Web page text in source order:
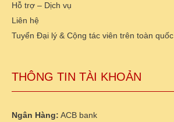
Hỗ trợ – Dịch vụ
Liên hệ
Tuyển Đại lý & Cộng tác viên trên toàn quốc
THÔNG TIN TÀI KHOẢN
Ngân Hàng: ACB bank